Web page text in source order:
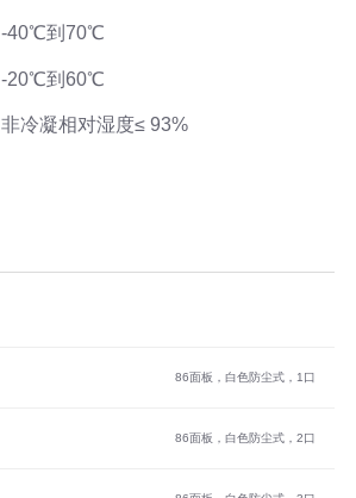
-40℃到70℃
-20℃到60℃
非冷凝相对湿度≤ 93%
86面板，白色防尘式，1口
86面板，白色防尘式，2口